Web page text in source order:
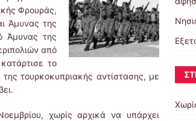
Φρουράς,
Άμυνας της
Άμυνας της
από
το
της τουρκοκυπριακής αντίστασης, με
χωρίς αρχικά να υπάρχει